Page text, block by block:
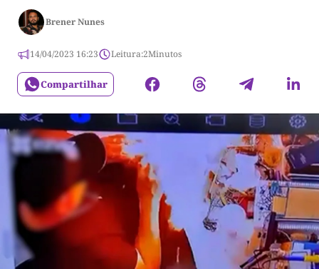
Brener Nunes
14/04/2023 16:23 Leitura:2Minutos
Compartilhar